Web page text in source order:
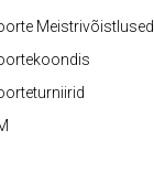
Meistrivõistlused